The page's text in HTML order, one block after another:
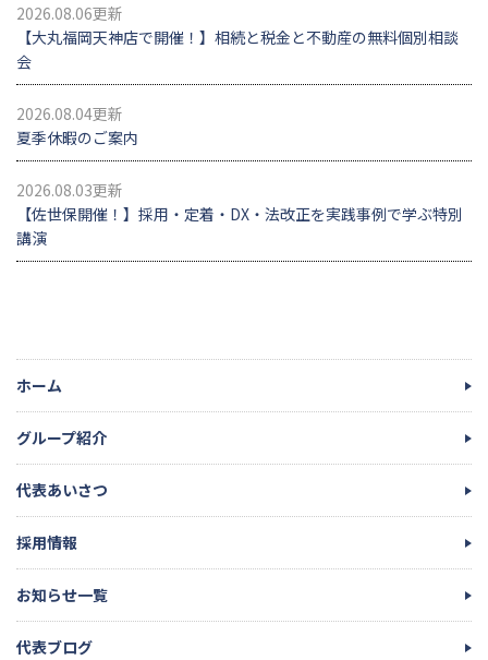
2026.08.06更新
【大丸福岡天神店で開催！】相続と税金と不動産の無料個別相談
会
2026.08.04更新
夏季休暇のご案内
2026.08.03更新
【佐世保開催！】採用・定着・DX・法改正を実践事例で学ぶ特別
講演
ホーム
グループ紹介
代表あいさつ
採用情報
お知らせ一覧
代表ブログ